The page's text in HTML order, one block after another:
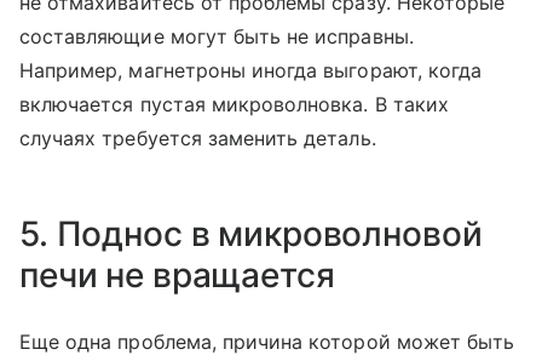
составляющие могут быть не исправны.
Например, магнетроны иногда выгорают, когда
включается пустая микроволновка. В таких
случаях требуется заменить деталь.
5. Поднос в микроволновой
печи не вращается
Еще одна проблема, причина которой может быть